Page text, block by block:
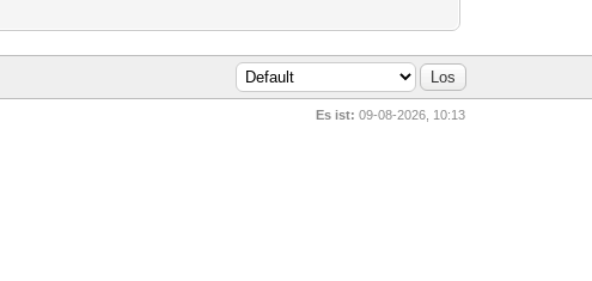
Es ist: 09-08-2026, 10:13